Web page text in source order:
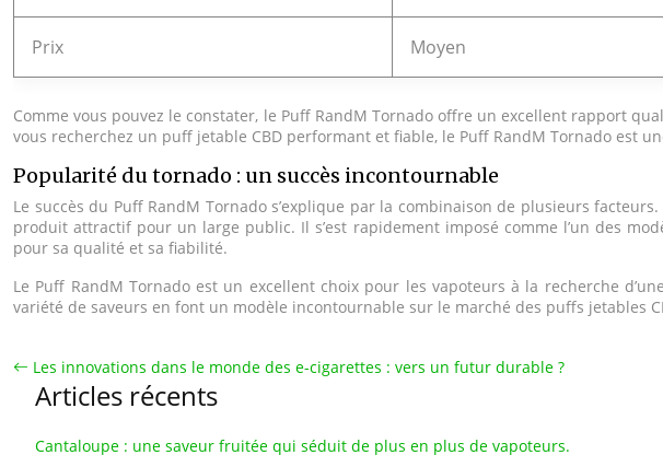
Prix Moyen
Comme vous pouvez le constater, le Puff RandM Tornado offre un excellent rapport
vous recherchez un puff jetable CBD performant et fiable, le Puff RandM Tornado est
Popularité du tornado : un succès incontournable
Le succès du Puff RandM Tornado s’explique par la combinaison de plusieurs
produit attractif pour un large public. Il s’est rapidement imposé comme l’un des
pour sa qualité et sa fiabilité.
Le Puff RandM Tornado est un excellent choix pour les vapoteurs à la recherche
variété de saveurs en font un modèle incontournable sur le marché des puffs jetables
Les innovations dans le monde des e-cigarettes : vers un futur durable ?
Articles récents
Cantaloupe : une saveur fruitée qui séduit de plus en plus de vapoteurs.